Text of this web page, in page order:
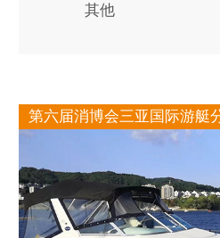
其他
第六届消博会三亚国际游艇